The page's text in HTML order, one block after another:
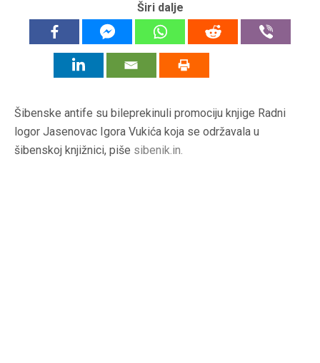
Širi dalje
Šibenske antife su bileprekinuli promociju knjige Radni
logor Jasenovac Igora Vukića koja se održavala u
šibenskoj knjižnici, piše sibenik.in.